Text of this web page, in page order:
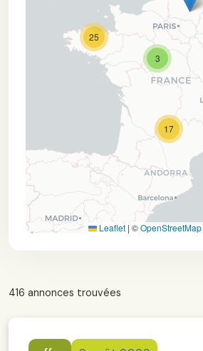
3
25
17
Leaflet | ©OpenStreetMap
416 annonces trouvées